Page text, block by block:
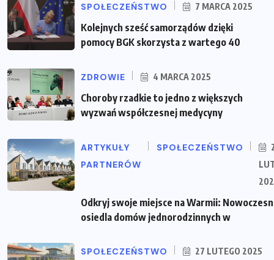
SPOŁECZEŃSTWO 7 MARCA 2025
Kolejnych sześć samorządów dzięki
pomocy BGK skorzysta z wartego 40
ZDROWIE 4 MARCA 2025
Choroby rzadkie to jedno z większych
wyzwań współczesnej medycyny
ARTYKUŁY
PARTNERÓW
SPOŁECZEŃSTWO
Odkryj swoje miejsce na Warmii:
osiedla domów jednorodzinnych w
SPOŁECZEŃSTWO 27 LUTEGO 2025